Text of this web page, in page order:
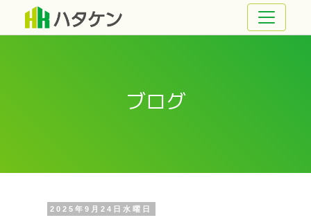
ブログ
2025年9月24日水曜日